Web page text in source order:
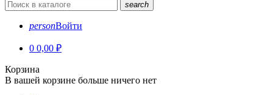
search
personВойти
0 0,00 ₽
Корзина
В вашей корзине больше ничего нет